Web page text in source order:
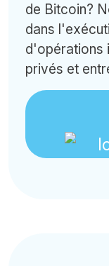
de Bitcoin?
dans
d'opérations
privés et